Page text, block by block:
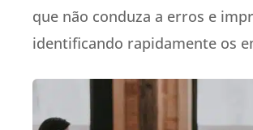
que não conduza a erros e
identificando rapidamente os